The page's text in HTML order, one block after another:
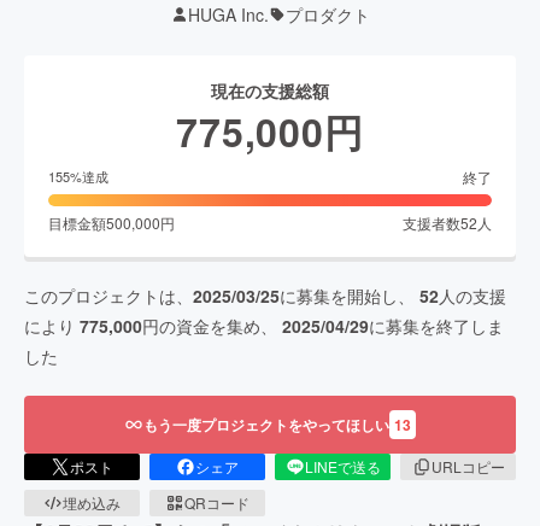
HUGA Inc. プロダクト
現在の支援総額
775,000円
155%達成 終了
目標金額500,000円 支援者数52 人
このプロジェクトは、 2025/03/25に募集を開始し、 52人の支援
により 775,000円の資金を集め、 2025/04/29に募集を終了しま
した
もう一度プロジェクトをやってほしい 13
ポスト シェア LINEで送る
URLコピー
埋め込み
QRコード